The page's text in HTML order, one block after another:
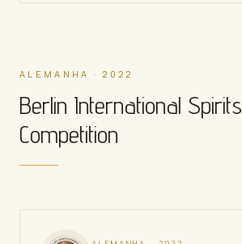
ALEMANHA · 2022
Berlin International Spirits
Competition